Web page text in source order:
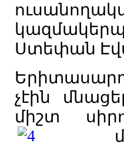
Ստեփան
չէին
միշտ